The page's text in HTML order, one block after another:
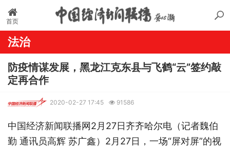
首页
法治
防疫情谋发展，黑龙江克东县与飞鹤“云”签约敲
定再合作
2020-02-27 17:45 91586
中国经济新闻联播网2月27日齐齐哈尔电（记者魏伯
勤 通讯员高辉 苏广鑫）2月27日，一场“屏对屏”的视